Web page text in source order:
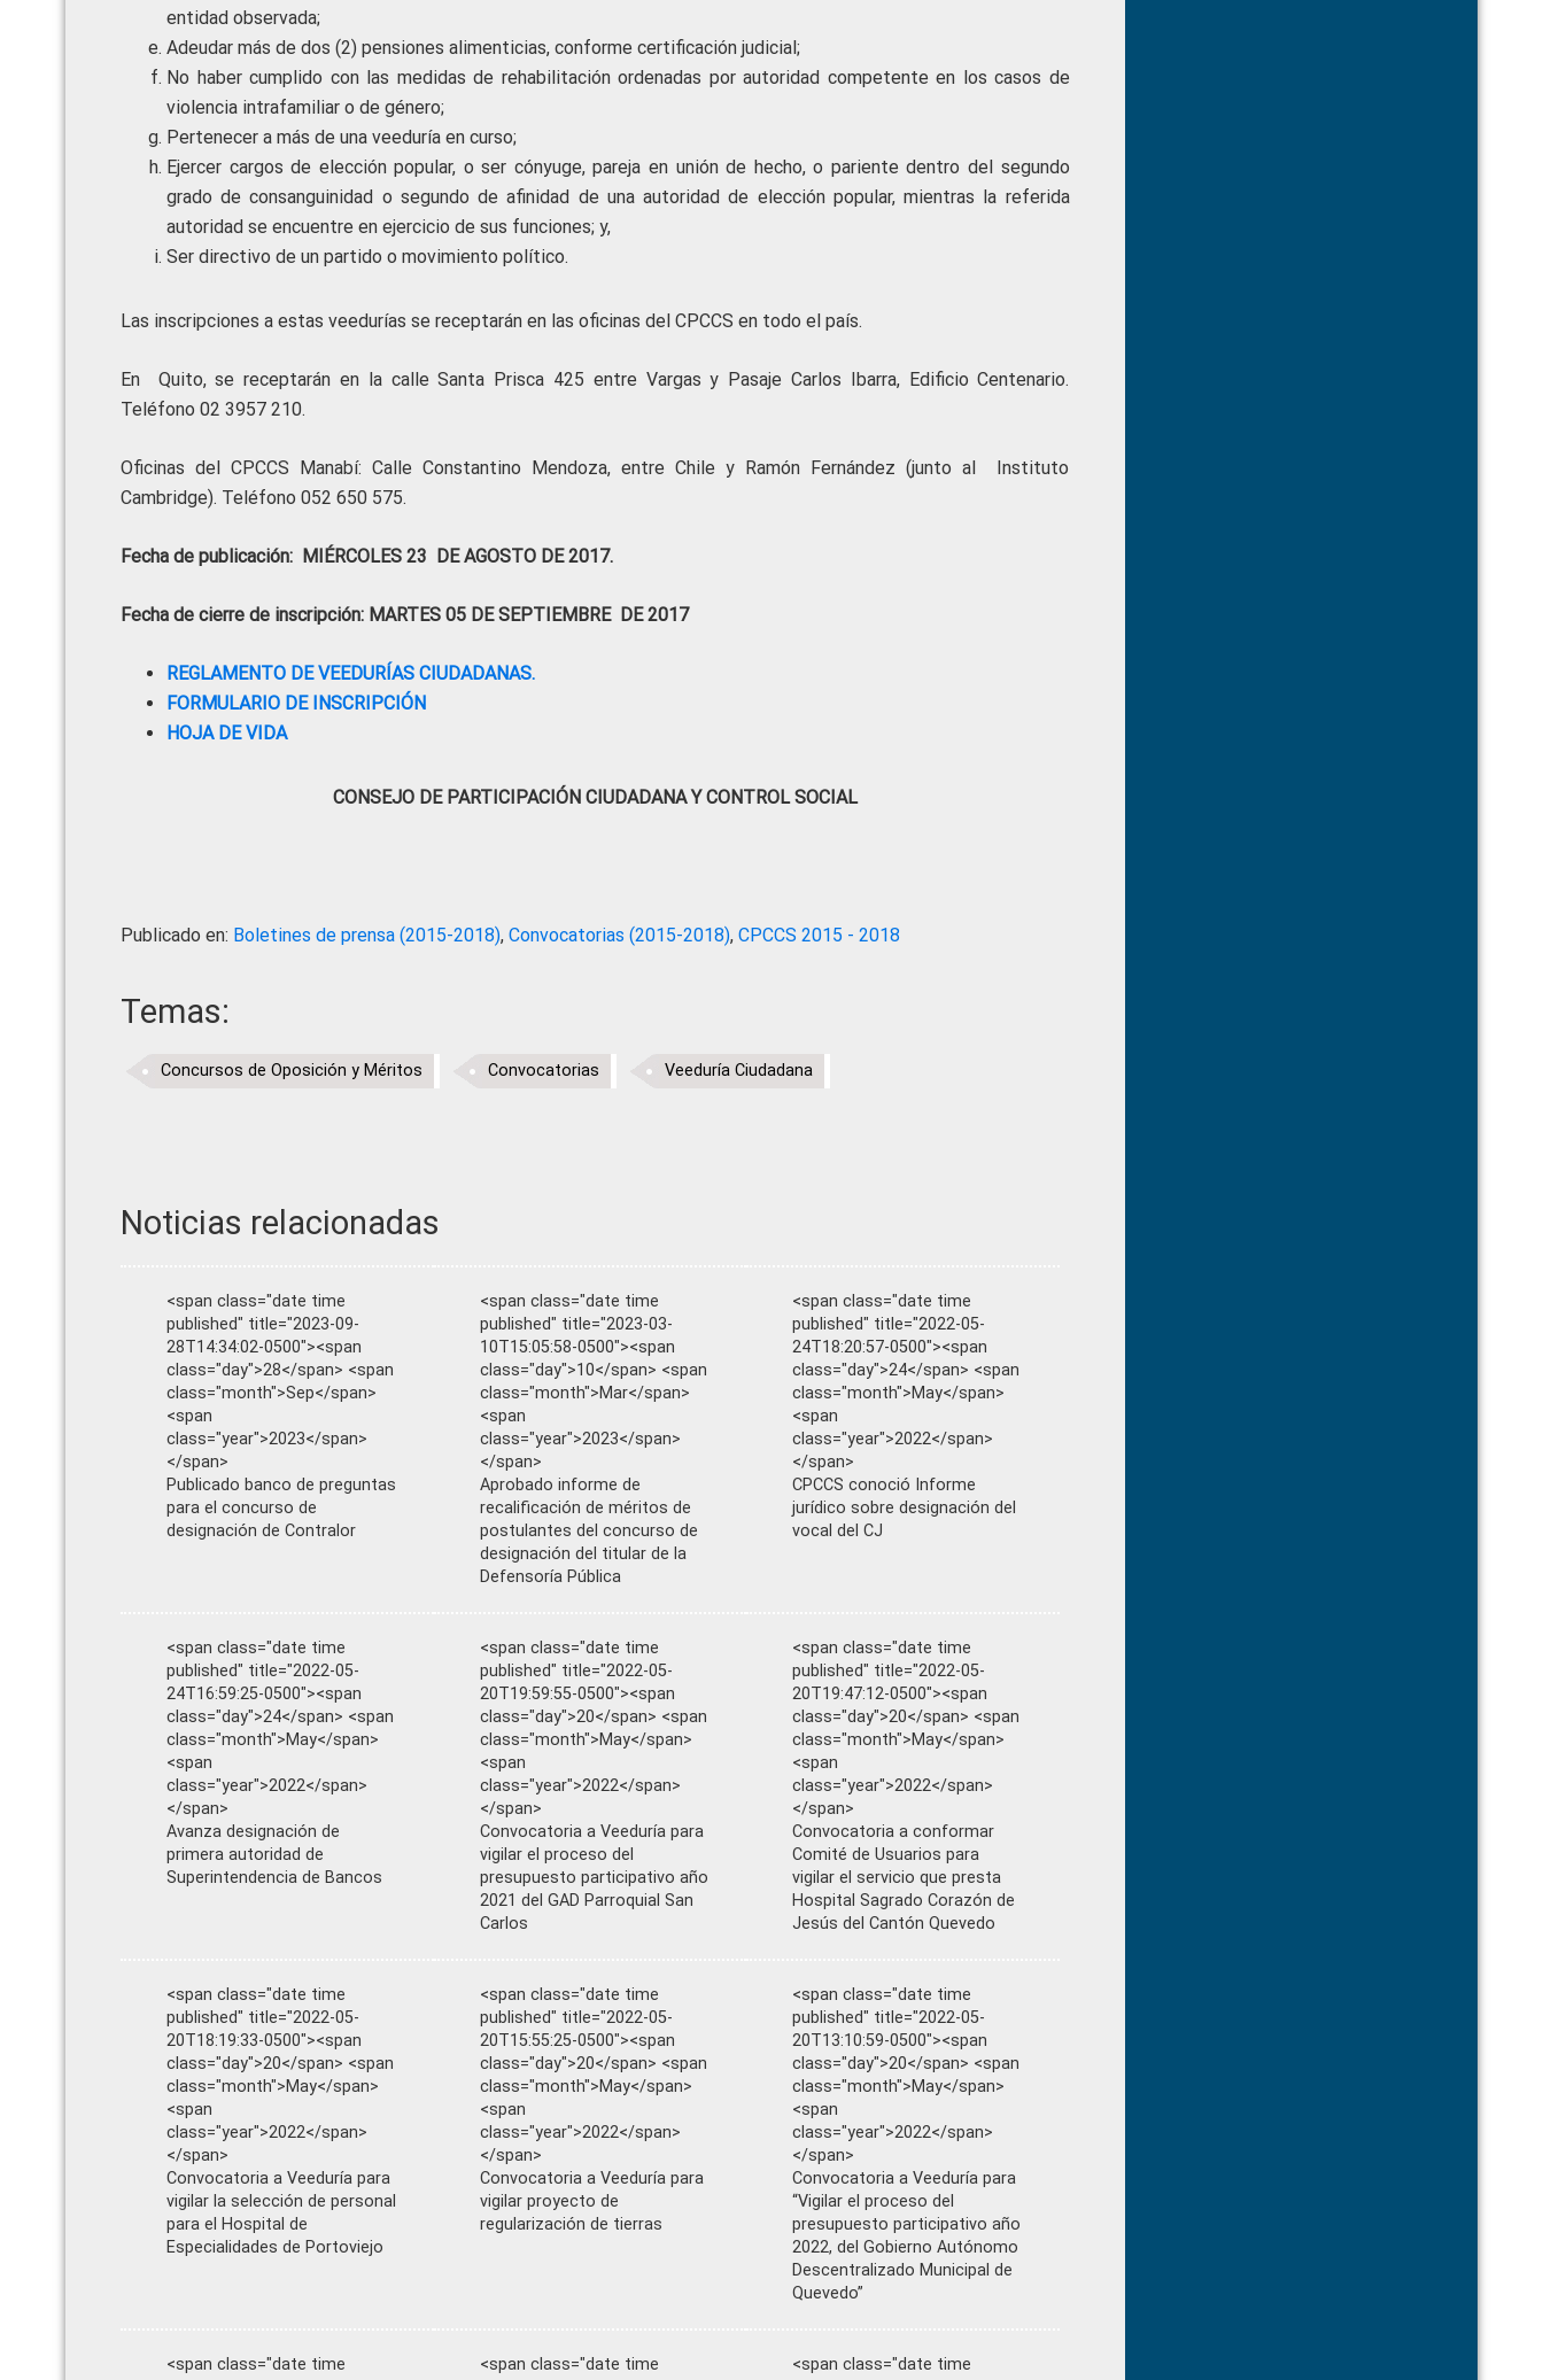
entidad observada;
Adeudar más de dos (2) pensiones alimenticias, conforme certificación judicial;
No haber cumplido con las medidas de rehabilitación ordenadas por autoridad competente en los casos de
violencia intrafamiliar o de género;
Pertenecer a más de una veeduría en curso;
Ejercer cargos de elección popular, o ser cónyuge, pareja en unión de hecho, o pariente dentro del segundo
grado de consanguinidad o segundo de afinidad de una autoridad de elección popular, mientras la referida
autoridad se encuentre en ejercicio de sus funciones; y,
Ser directivo de un partido o movimiento político.
Las inscripciones a estas veedurías se receptarán en las oficinas del CPCCS en todo el país.
En Quito, se receptarán en la calle Santa Prisca 425 entre Vargas y Pasaje Carlos Ibarra, Edificio Centenario.
Teléfono 02 3957 210.
Oficinas del CPCCS Manabí: Calle Constantino Mendoza, entre Chile y Ramón Fernández (junto al Instituto
Cambridge). Teléfono 052 650 575.
Fecha de publicación: MIÉRCOLES 23 DE AGOSTO DE 2017.
Fecha de cierre de inscripción: MARTES 05 DE SEPTIEMBRE DE 2017
REGLAMENTO DE VEEDURÍAS CIUDADANAS.
FORMULARIO DE INSCRIPCIÓN
HOJA DE VIDA
CONSEJO DE PARTICIPACIÓN CIUDADANA Y CONTROL SOCIAL
Publicado en: Boletines de prensa (2015-2018), Convocatorias (2015-2018), CPCCS 2015 - 2018
Temas:
Concursos de Oposición y Méritos Convocatorias Veeduría Ciudadana
Noticias relacionadas
<span class="date time
published" title="2023-09-
28T14:34:02-0500"><span
class="day">28</span> <span
class="month">Sep</span>
<span
class="year">2023</span>
</span>
Publicado banco de preguntas
para el concurso de
designación de Contralor
<span class="date time
published" title="2023-03-
10T15:05:58-0500"><span
class="day">10</span> <span
class="month">Mar</span>
<span
class="year">2023</span>
</span>
Aprobado informe de
recalificación de méritos de
postulantes del concurso de
designación del titular de la
Defensoría Pública
<span class="date time
published" title="2022-05-
24T18:20:57-0500"><span
class="day">24</span> <span
class="month">May</span>
<span
class="year">2022</span>
</span>
CPCCS conoció Informe
jurídico sobre designación del
vocal del CJ
<span class="date time
published" title="2022-05-
24T16:59:25-0500"><span
class="day">24</span> <span
class="month">May</span>
<span
class="year">2022</span>
</span>
Avanza designación de
primera autoridad de
Superintendencia de Bancos
<span class="date time
published" title="2022-05-
20T19:59:55-0500"><span
class="day">20</span> <span
class="month">May</span>
<span
class="year">2022</span>
</span>
Convocatoria a Veeduría para
vigilar el proceso del
presupuesto participativo año
2021 del GAD Parroquial San
Carlos
<span class="date time
published" title="2022-05-
20T19:47:12-0500"><span
class="day">20</span> <span
class="month">May</span>
<span
class="year">2022</span>
</span>
Convocatoria a conformar
Comité de Usuarios para
vigilar el servicio que presta
Hospital Sagrado Corazón de
Jesús del Cantón Quevedo
<span class="date time
published" title="2022-05-
20T18:19:33-0500"><span
class="day">20</span> <span
class="month">May</span>
<span
class="year">2022</span>
</span>
Convocatoria a Veeduría para
vigilar la selección de personal
para el Hospital de
Especialidades de Portoviejo
<span class="date time
published" title="2022-05-
20T15:55:25-0500"><span
class="day">20</span> <span
class="month">May</span>
<span
class="year">2022</span>
</span>
Convocatoria a Veeduría para
vigilar proyecto de
regularización de tierras
<span class="date time
published" title="2022-05-
20T13:10:59-0500"><span
class="day">20</span> <span
class="month">May</span>
<span
class="year">2022</span>
</span>
Convocatoria a Veeduría para
“Vigilar el proceso del
presupuesto participativo año
2022, del Gobierno Autónomo
Descentralizado Municipal de
Quevedo”
<span class="date time
<span class="date time
<span class="date time